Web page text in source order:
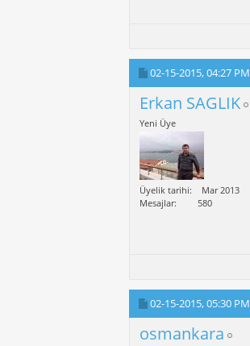
02-15-2015,04:27 PM
Erkan SAGLIK
Yeni Üye
Üyelik tarihi
Mar 2013
Mesajlar
580
02-15-2015,05:30 PM
osmankara